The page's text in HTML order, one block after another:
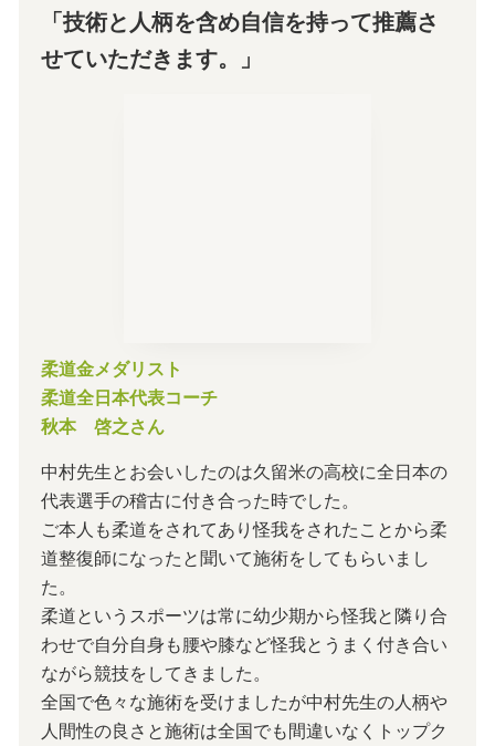
「技術と人柄を含め自信を持って推薦さ
せていただきます。」
柔道金メダリスト
柔道全日本代表コーチ
秋本 啓之さん
中村先生とお会いしたのは久留米の高校に全日本の
代表選手の稽古に付き合った時でした。
ご本人も柔道をされてあり怪我をされたことから柔
道整復師になったと聞いて施術をしてもらいまし
た。
柔道というスポーツは常に幼少期から怪我と隣り合
わせで自分自身も腰や膝など怪我とうまく付き合い
ながら競技をしてきました。
全国で色々な施術を受けましたが中村先生の人柄や
人間性の良さと施術は全国でも間違いなくトップク